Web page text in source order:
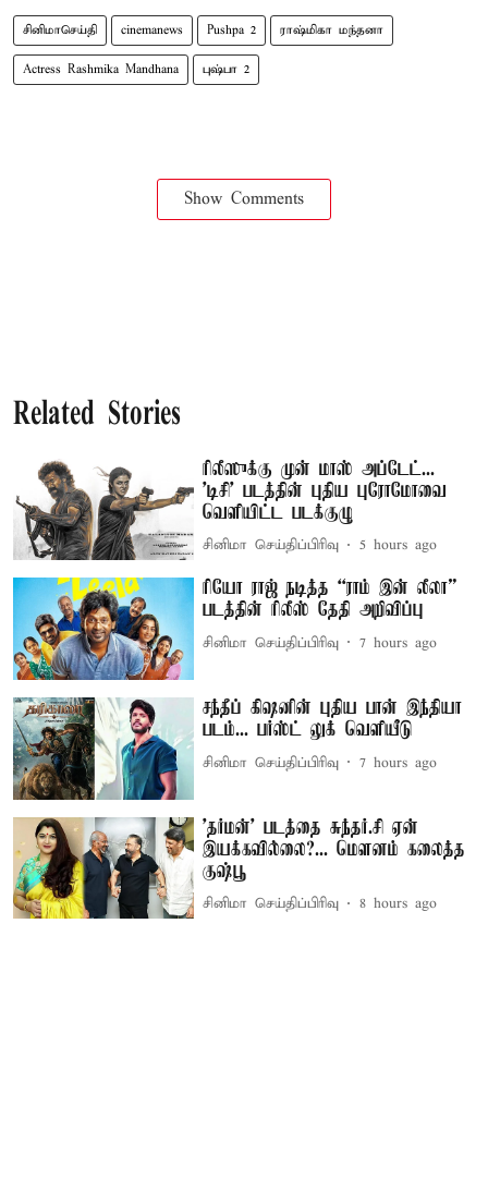
சினிமாசெய்தி cinemanews Pushpa 2 ராஷ்மிகா மந்தனா
Actress Rashmika Mandhana புஷ்பா 2
Show Comments
Related Stories
ரிலீஸுக்கு முன் மாஸ் அப்டேட்...
'டிசி' படத்தின் புதிய புரோமோவை
வெளியிட்ட படக்குழு
சினிமா செய்திப்பிரிவு 5 hours ago
ரியோ ராஜ் நடித்த “ராம் இன் லீலா”
படத்தின் ரிலீஸ் தேதி அறிவிப்பு
சினிமா செய்திப்பிரிவு 7 hours ago
சந்தீப் கிஷனின் புதிய பான் இந்தியா
படம்... பர்ஸ்ட் லுக் வெளியீடு
சினிமா செய்திப்பிரிவு 7 hours ago
'தர்மன்' படத்தை சுந்தர்.சி ஏன்
இயக்கவில்லை?... மௌனம் கலைத்த
குஷ்பூ
சினிமா செய்திப்பிரிவு 8 hours ago